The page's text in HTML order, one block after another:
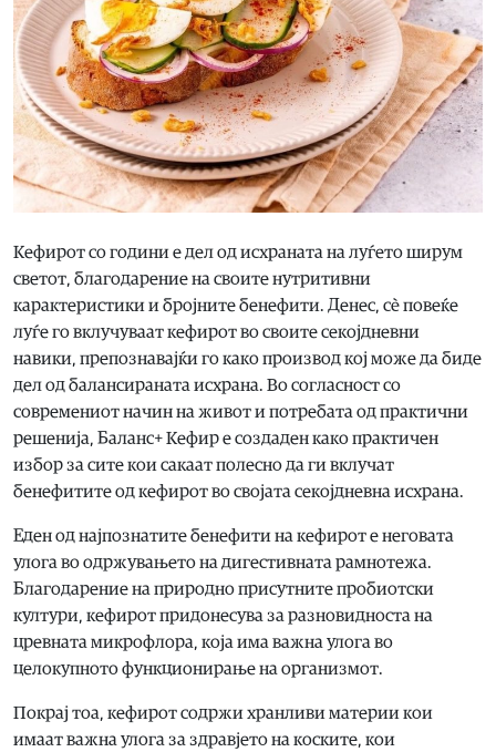
Кефирот со години е дел од исхраната на луѓето ширум
светот, благодарение на своите нутритивни
карактеристики и бројните бенефити. Денес, сè повеќе
луѓе го вклучуваат кефирот во своите секојдневни
навики, препознавајќи го како производ кој може да биде
дел од балансираната исхрана. Во согласност со
современиот начин на живот и потребата од практични
решенија, Баланс+ Кефир е создаден како практичен
избор за сите кои сакаат полесно да ги вклучат
бенефитите од кефирот во својата секојдневна исхрана.
Еден од најпознатите бенефити на кефирот е неговата
улога во одржувањето на дигестивната рамнотежа.
Благодарение на природно присутните пробиотски
култури, кефирот придонесува за разновидноста на
цревната микрофлора, која има важна улога во
целокупното функционирање на организмот.
Покрај тоа, кефирот содржи хранливи материи кои
имаат важна улога за здравјето на коските, кои